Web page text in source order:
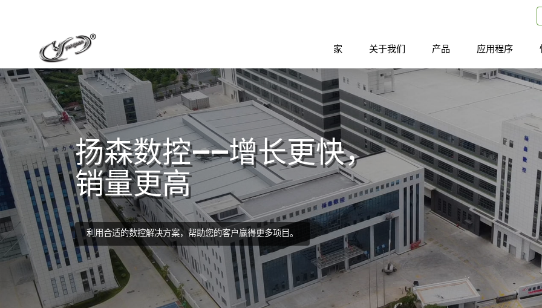
家 关于我们 产品 应用程序
扬森数控——增长更快，
销量更高
利用合适的数控解决方案，帮助您的客户赢得更多项目。